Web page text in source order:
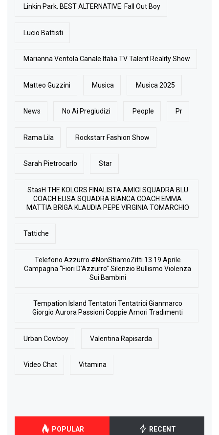
Linkin Park. BEST ALTERNATIVE: Fall Out Boy
Lucio Battisti
Marianna Ventola Canale Italia TV Talent Reality Show
Matteo Guzzini Musica Musica 2025
News No Ai Pregiudizi People Pr
Rama Lila Rockstarr Fashion Show
Sarah Pietrocarlo Star
StasH THE KOLORS FINALISTA AMICI SQUADRA BLU
COACH ELISA SQUADRA BIANCA COACH EMMA
MATTIA BRIGA KLAUDIA PEPE VIRGINIA TOMARCHIO
Tattiche
Telefono Azzurro #NonStiamoZitti 13 19 Aprile
Campagna “Fiori D’Azzurro” Silenzio Bullismo Violenza
Sui Bambini
Tempation Island Tentatori Tentatrici Gianmarco
Giorgio Aurora Passioni Coppie Amori Tradimenti
Urban Cowboy Valentina Rapisarda
Video Chat Vitamina
POPULAR RECENT